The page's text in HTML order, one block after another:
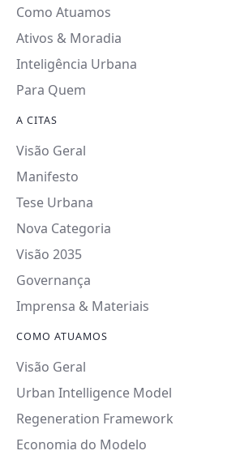
Como Atuamos
Ativos & Moradia
Inteligência Urbana
Para Quem
A CITAS
Visão Geral
Manifesto
Tese Urbana
Nova Categoria
Visão 2035
Governança
Imprensa & Materiais
COMO ATUAMOS
Visão Geral
Urban Intelligence Model
Regeneration Framework
Economia do Modelo